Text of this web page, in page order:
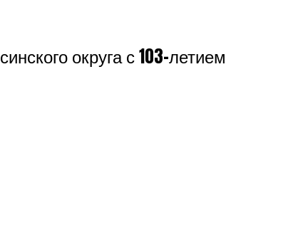
округа с 103-летием